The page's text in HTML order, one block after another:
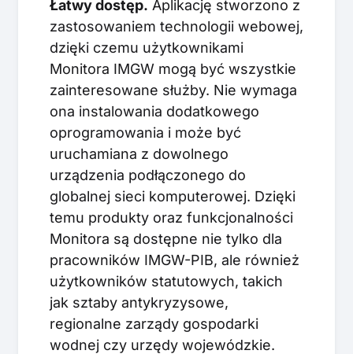
Łatwy dostęp. Aplikację stworzono z
zastosowaniem technologii webowej,
dzięki czemu użytkownikami
Monitora IMGW mogą być wszystkie
zainteresowane służby. Nie wymaga
ona instalowania dodatkowego
oprogramowania i może być
uruchamiana z dowolnego
urządzenia podłączonego do
globalnej sieci komputerowej. Dzięki
temu produkty oraz funkcjonalności
Monitora są dostępne nie tylko dla
pracowników IMGW-PIB, ale również
użytkowników statutowych, takich
jak sztaby antykryzysowe,
regionalne zarządy gospodarki
wodnej czy urzędy wojewódzkie.